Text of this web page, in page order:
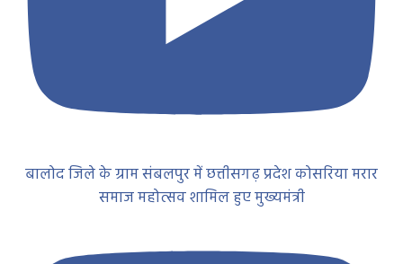
बालोद जिले के ग्राम संबलपुर में छत्तीसगढ़ प्रदेश कोसरिया मरार
समाज महोत्सव शामिल हुए मुख्यमंत्री